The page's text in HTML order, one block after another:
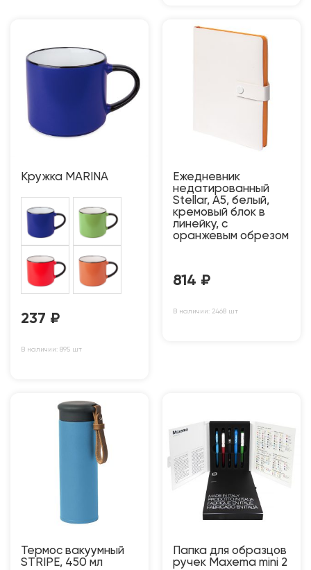
Кружка MARINA
237 ₽
В наличии: 895 шт
Ежедневник
недатированный
Stellar, А5, белый,
кремовый блок в
линейку, с
оранжевым обрезом
814 ₽
В наличии: 2468 шт
Термос вакуумный
STRIPE, 450 мл
Папка для образцов
ручек Maxema mini 2